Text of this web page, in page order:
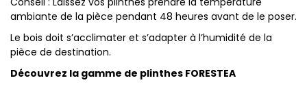
ambiante de la pièce pendant 48 heures avant de le poser.
Le bois doit s’acclimater et s’adapter à l’humidité de la
pièce de destination.
Découvrez la gamme de plinthes FORESTEA